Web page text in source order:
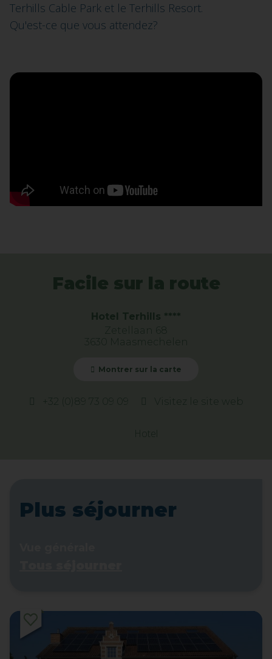
Terhills Cable Park et le Terhills Resort.
Qu'est-ce que vous attendez?
Facile sur la route
Hotel Terhills ****
Zetellaan 68
3630 Maasmechelen
Montrer sur la carte
+32 (0)89 73 09 09 Visitez le site web
Hotel
Plus séjourner